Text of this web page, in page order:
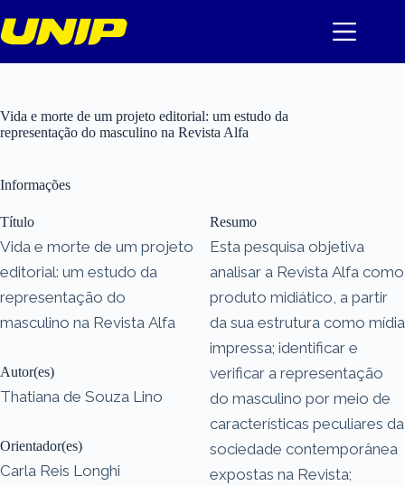
para
o
Vida e morte de um projeto editorial: um estudo da
representação do masculino na Revista Alfa
Informações
Título
Vida e morte de um projeto
editorial: um estudo da
representação do
masculino na Revista Alfa
Autor(es)
Thatiana de Souza Lino
Orientador(es)
Carla Reis Longhi
Resumo
Esta pesquisa objetiva
analisar a Revista Alfa como
produto midiático, a partir
da sua estrutura como mídia
impressa; identificar e
verificar a representação
do masculino por meio de
características peculiares da
sociedade contemporânea
expostas na Revista;